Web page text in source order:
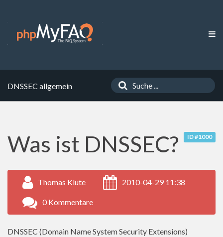
DNSSEC allgemein
ID #1000
Was ist DNSSEC?
Thomas Klute 2010-04-29 11:38
0 Kommentare
DNSSEC (Domain Name System Security Extensions)